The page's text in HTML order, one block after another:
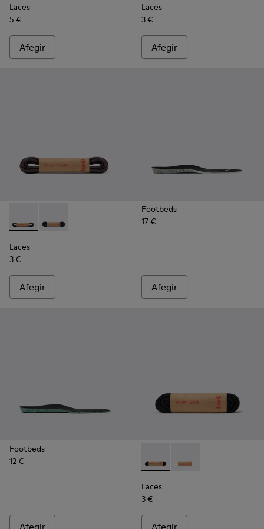
Laces
5 €
Afegir
Laces
3 €
Afegir
Laces - KL00003-002 - Cordons rodons de color marró fosc
Laces - KL00003-001 - Cordons rodons de color
Laces
3 €
Afegir
Footbeds
17 €
Afegir
Footbeds
12 €
Laces - KL00006-001 -
Laces - KL00006-
Laces
3 €